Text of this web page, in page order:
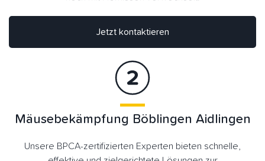
Jetzt kontaktieren
Mäusebekämpfung Böblingen Aidlingen
Unsere BPCA-zertifizierten Experten bieten schnelle,